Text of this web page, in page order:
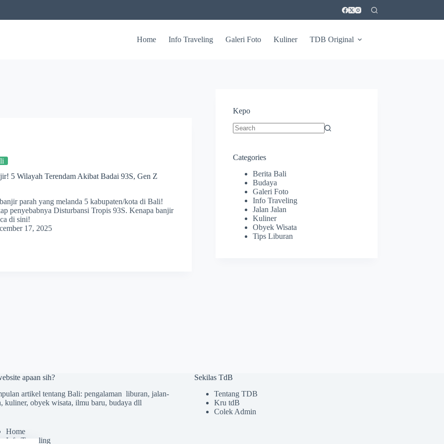
Home Info Traveling Galeri Foto Kuliner TDB Original
5 Wilayah Terendam Akibat Badai 93S, Gen Z
parah yang melanda 5 kabupaten/kota di Bali!
penyebabnya Disturbansi Tropis 93S. Kenapa banjir
di sini!
17, 2025
Kepo
Categories
Berita Bali
Budaya
Galeri Foto
Info Traveling
Jalan Jalan
Kuliner
Obyek Wisata
Tips Liburan
apaan sih?
artikel tentang Bali: pengalaman liburan, jalan-
kuliner, obyek wisata, ilmu baru, budaya dll
Home
Info Traveling
Sekilas TdB
Tentang TDB
Kru tdB
Colek Admin